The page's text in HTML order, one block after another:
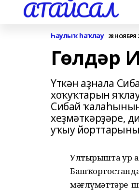
АТАЙСАЛ
Һаулыҡ һаҡлау 28 НОЯБРЯ
Гөлдәр
Үткән аҙнала
хоҡуҡтарын
Сибай ҡалаһының
хеҙмәткәрҙәре,
уҡыу
Ултырышта ҙур
мәғлүмәттәре